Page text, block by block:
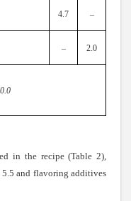
4.7 –
– 2.0
.0
in the recipe (Table 2),
5.5 and flavoring additives